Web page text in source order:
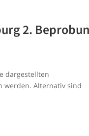
2.
dargestellten
werden. Alternativ sind